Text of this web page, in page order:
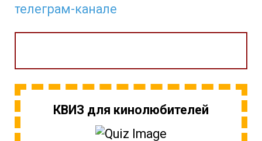
телеграм-канале
КВИЗ для кинолюбителей